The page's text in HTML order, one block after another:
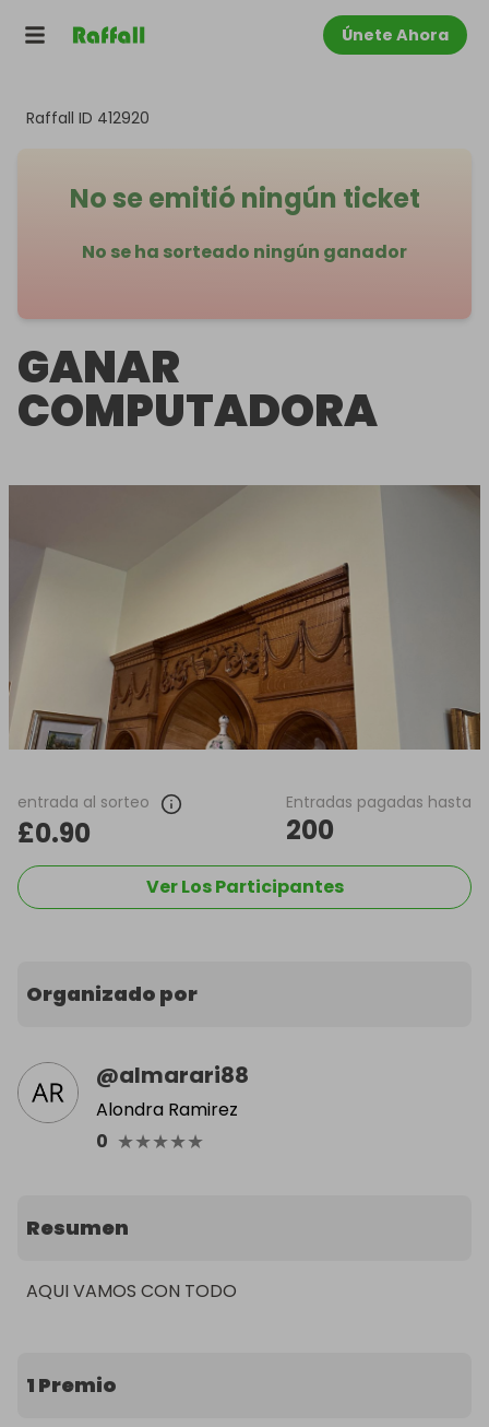
Únete Ahora
Raffall ID 412920
No se emitió ningún ticket
No se ha sorteado ningún ganador
GANAR
COMPUTADORA
entrada al sorteo
£0.90
Entradas pagadas hasta
200
Ver Los Participantes
Organizado por
@almarari88
Alondra Ramirez
0 ★★★★★
Resumen
AQUI VAMOS CON TODO
1 Premio